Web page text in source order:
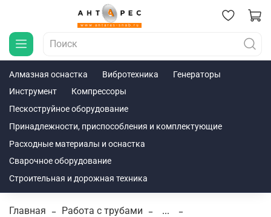
Алмазная оснастка Вибротехника
Генераторы
Инструмент
Компрессоры
Пескоструйное оборудование
Принадлежности, приспособления и комплектующие
Расходные материалы и оснастка
Сварочное оборудование
Строительная и дорожная техника
Главная Работа с трубами
...